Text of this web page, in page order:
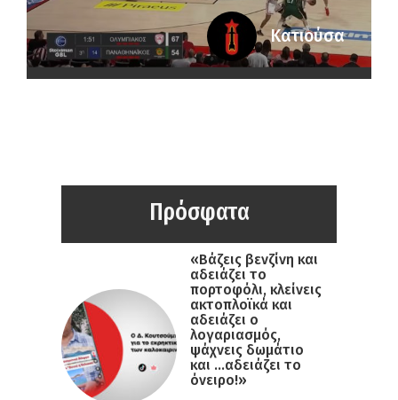
Κατιούσα
Πρόσφατα
«Βάζεις βενζίνη και
αδειάζει το
πορτοφόλι, κλείνεις
ακτοπλοϊκά και
αδειάζει ο
λογαριασμός,
ψάχνεις δωμάτιο
και …αδειάζει το
όνειρο!»